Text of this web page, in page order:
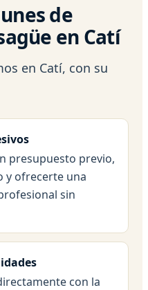
de
en Catí
en Catí, con su
presupuesto previo,
y ofrecerte una
sin
con la